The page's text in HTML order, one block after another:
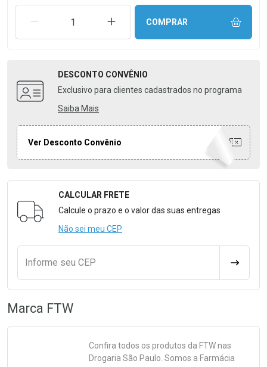
REMOVER UMA UNIDADEAUMENTAR UMA UNIDADE
COMPRAR
DESCONTO CONVÊNIO
Exclusivo para clientes cadastrados no programa
Saiba Mais
Ver Desconto Convênio
Formulário para Calcular o Frete
CALCULAR FRETE
Calcule o prazo e o valor das suas entregas
Não sei meu CEP
Informe seu CEP
Marca FTW
Confira todos os produtos da FTWnas
Drogaria São Paulo. Somos a Farmácia